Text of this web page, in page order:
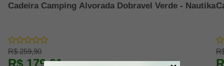
Cadeira Camping Alvorada Dobravel Verde - Nautika
R$ 259,90